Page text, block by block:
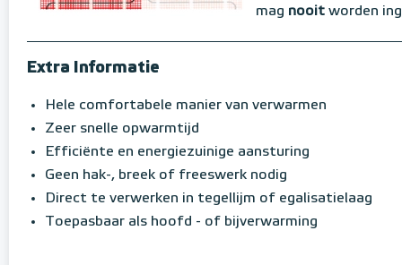
mag nooit worden
Extra Informatie
Hele comfortabele manier van verwarmen
Zeer snelle opwarmtijd
Efficiënte en energiezuinige aansturing
Geen hak-, breek of freeswerk nodig
Direct te verwerken in tegellijm of egalisatielaag
Toepasbaar als hoofd - of bijverwarming